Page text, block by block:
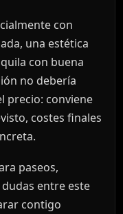
con
una estética
con buena
no debería
precio: conviene
costes finales
paseos,
entre este
contigo